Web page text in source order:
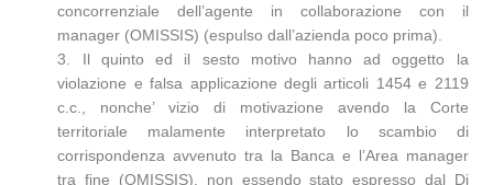
concorrenziale dell’agente in collaborazione con il
manager (OMISSIS) (espulso dall’azienda poco prima).
3. Il quinto ed il sesto motivo hanno ad oggetto la
violazione e falsa applicazione degli articoli 1454 e 2119
c.c., nonche’ vizio di motivazione avendo la Corte
territoriale malamente interpretato lo scambio di
corrispondenza avvenuto tra la Banca e l’Area manager
tra fine (OMISSIS), non essendo stato espresso dal Di